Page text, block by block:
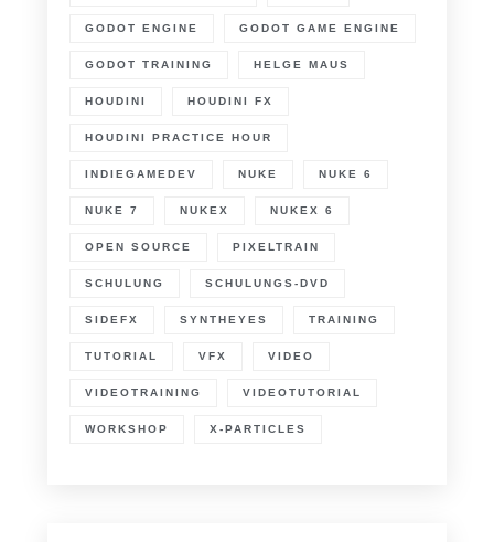
GODOT ENGINE GODOT GAME ENGINE
GODOT TRAINING HELGE MAUS
HOUDINI HOUDINI FX
HOUDINI PRACTICE HOUR
INDIEGAMEDEV NUKE NUKE 6
NUKE 7 NUKEX NUKEX 6
OPEN SOURCE PIXELTRAIN
SCHULUNG SCHULUNGS-DVD
SIDEFX SYNTHEYES TRAINING
TUTORIAL VFX VIDEO
VIDEOTRAINING VIDEOTUTORIAL
WORKSHOP X-PARTICLES